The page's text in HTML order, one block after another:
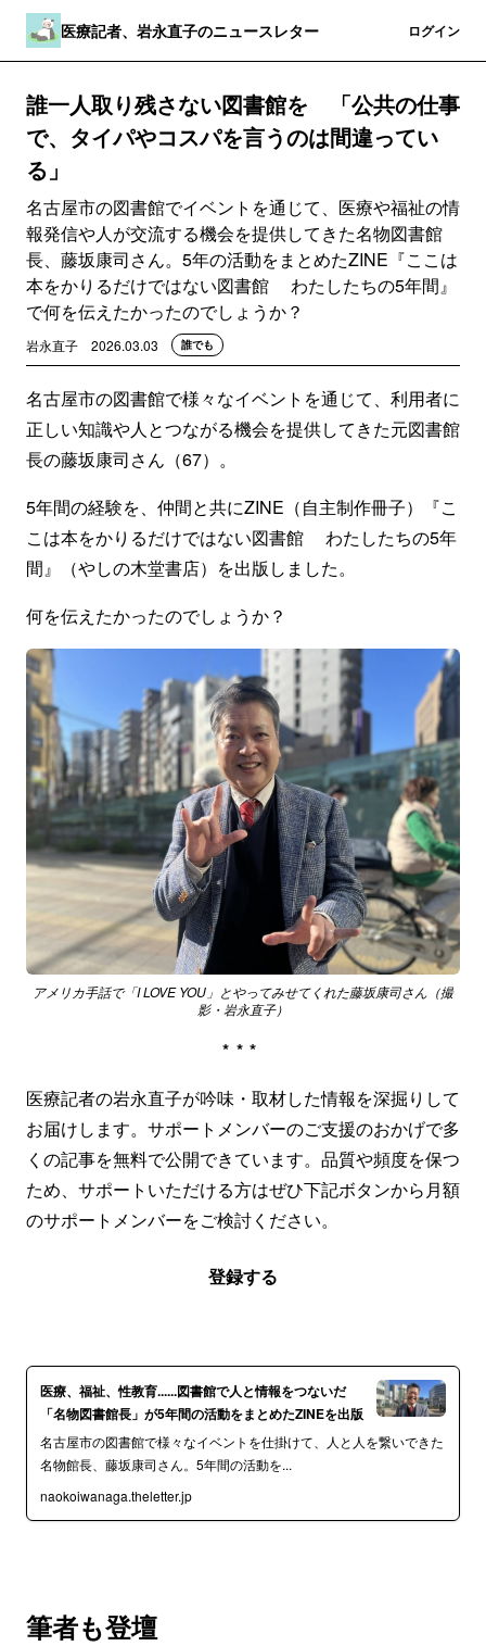
医療記者、岩永直子のニュースレター ログイン
誰一人取り残さない図書館を 「公共の仕事
で、タイパやコスパを言うのは間違ってい
る」
名古屋市の図書館でイベントを通じて、医療や福祉の情
報発信や人が交流する機会を提供してきた名物図書館
長、藤坂康司さん。5年の活動をまとめたZINE『ここは
本をかりるだけではない図書館 わたしたちの5年間』
で何を伝えたかったのでしょうか？
岩永直子 2026.03.03 誰でも
名古屋市の図書館で様々なイベントを通じて、利用者に
正しい知識や人とつながる機会を提供してきた元図書館
長の藤坂康司さん（67）。
5年間の経験を、仲間と共にZINE（自主制作冊子）『こ
こは本をかりるだけではない図書館 わたしたちの5年
間』（やしの木堂書店）を出版しました。
何を伝えたかったのでしょうか？
アメリカ手話で「I LOVE YOU」とやってみせてくれた藤坂康司さん（撮
影・岩永直子）
***
医療記者の岩永直子が吟味・取材した情報を深掘りして
お届けします。サポートメンバーのご支援のおかげで多
くの記事を無料で公開できています。品質や頻度を保つ
ため、サポートいただける方はぜひ下記ボタンから月額
のサポートメンバーをご検討ください。
登録する
医療、福祉、性教育......図書館で人と情報をつないだ
「名物図書館長」が5年間の活動をまとめたZINEを出版
名古屋市の図書館で様々なイベントを仕掛けて、人と人を繋いできた
名物館長、藤坂康司さん。5年間の活動を...
naokoiwanaga.theletter.jp
筆者も登壇